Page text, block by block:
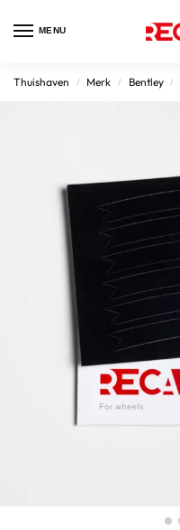
MENU
Thuishaven / Merk / Bentley /